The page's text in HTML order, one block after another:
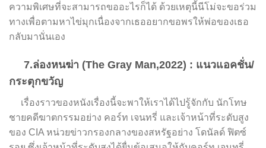
ความพิเศษที่จะสามารถขออะไรก็ได้ ด้วยเหตุนี้นีโม่จะขอร่วม
ทางเพื่อตามหาไข่มุกเนื่องจากเธออยากขอพรให้พ่อของเธอ
กลับมานั่นเอง
7.ล่องหนฆ่า (The Gray Man,2022) : แนวแอคชั่น/
กระตุกขวัญ
เรื่องราวของหนังเรื่องนี้จะพาให้เราได้ไปรู้จักกับ นักโทษ
ชายคดีฆาตกรรมอย่าง คอร์ท เจนทรี่ และเจ้าหน้าที่ระดับสูง
ของ CIA หน่วยข่าวกรองกลางของสหรัฐอย่าง โดนัลด์ ฟิตซ์